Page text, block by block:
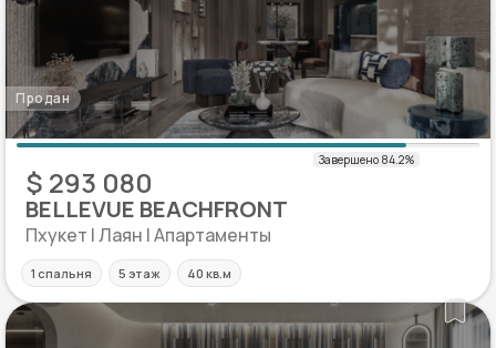
Продан
$ 293 080
BELLEVUE BEACHFRONT
Пхукет | Лаян | Апартаменты
1 спальня 5 этаж 40 кв.м